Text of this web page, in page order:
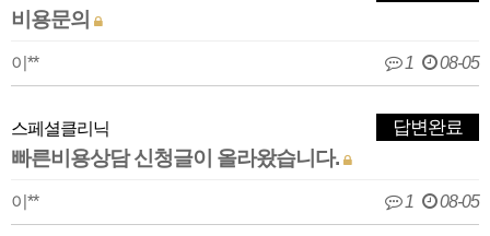
비용문의
이** 1 08-05
스페셜클리닉
빠른비용상담 신청글이 올라왔습니다.
답변완료
이** 1 08-05